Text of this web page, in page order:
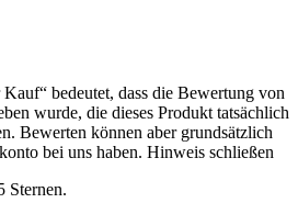
bedeutet, dass die Bewertung von
wurde, die dieses Produkt tatsächlich
Bewerten können aber grundsätzlich
bei uns haben. Hinweis schließen
Sternen.